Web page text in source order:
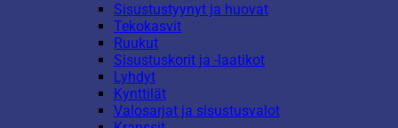
Sisustustyynyt ja huovat
Tekokasvit
Ruukut
Sisustuskorit ja -laatikot
Lyhdyt
Kynttilät
Valosarjat ja sisustusvalot